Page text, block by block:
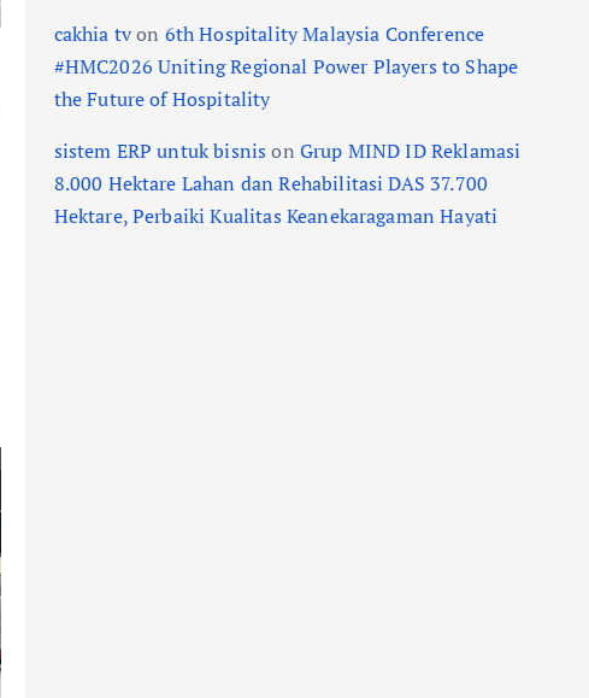
cakhia tvon 6th Hospitality Malaysia Conference
#HMC2026 Uniting Regional Power Players to Shape
the Future of Hospitality
sistem ERP untuk bisnison Grup MIND ID Reklamasi
8.000 Hektare Lahan dan Rehabilitasi DAS 37.700
Hektare, Perbaiki Kualitas Keanekaragaman Hayati